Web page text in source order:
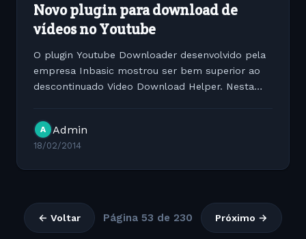
Novo plugin para download de
vídeos no Youtube
O plugin Youtube Downloader desenvolvido pela
empresa Inbasic mostrou ser bem superior ao
descontinuado Video Download Helper. Nesta
deixasse de funcionar no qual...
A Admin
18/02/2014
← Voltar Página 53 de 230 Próximo →